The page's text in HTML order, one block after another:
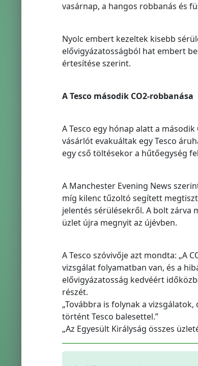
vasárnap, a hangos robbanás és
Nyolc embert kezeltek kisebb
elővigyázatosságból hat embert
értesítése szerint.
A Tesco második CO2-robbanása
A Tesco egy hónap alatt a
vásárlót evakuáltak egy Tesco
egy cső töltésekor a hűtőegység
A Manchester Evening News
míg kilenc tűzoltó segített
jelentés sérülésekről. A bolt zárva
üzlet újra megnyit az újévben.
A Tesco szóvivője azt mondta: „A
vizsgálat folyamatban van, és a
elővigyázatosság kedvéért
részét.
„Továbbra is folynak a
történt Tesco balesettel.”
„Az Egyesült Királyság összes